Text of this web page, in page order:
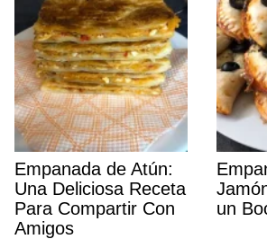
Empanada de Atún:
Una Deliciosa Receta
Para Compartir Con
Amigos
un